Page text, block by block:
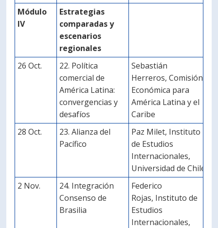
Módulo
IV
Estrategias
comparadas y
escenarios
regionales
26 Oct.
22. Política
comercial de
América Latina:
convergencias y
desafíos
Sebastián
Herreros, Comisión
Económica para
América Latina y el
Caribe
28 Oct.
23. Alianza del
Pacífico
Paz Milet, Instituto
de Estudios
Internacionales,
Universidad de Chile
2 Nov.
24. Integración
Consenso de
Brasilia
Federico
Rojas, Instituto de
Estudios
Internacionales,